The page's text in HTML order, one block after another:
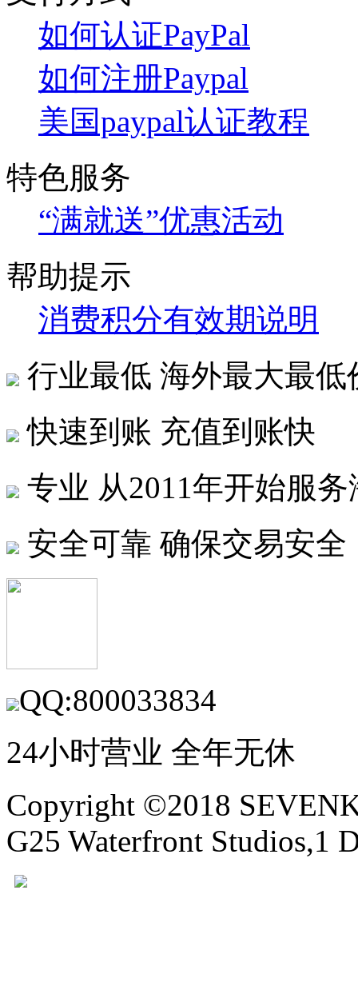
如何认证PayPal
如何注册Paypal
美国paypal认证教程
特色服务
“满就送”优惠活动
帮助提示
消费积分有效期说明
行业最低 海外最大最低
快速到账 充值到账快
专业 从2011年开始服
安全可靠 确保交易安全
QQ:800033834
24小时营业 全年无休
Copyright ©2018
G25 Waterfront Studios,1